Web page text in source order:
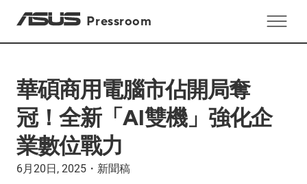
Pressroom
華碩商用電腦市佔開局奪
冠！全新「AI雙機」強化企
業數位戰力
6月20日, 2025 ・ 新聞稿